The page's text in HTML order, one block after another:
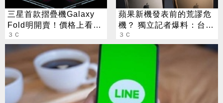
三星首款摺疊機Galaxy
Fold明開賣！價格上看6
萬
３Ｃ
蘋果新機發表前的荒謬危
機？ 獨立記者爆料：台積
電在等DRAM
３Ｃ